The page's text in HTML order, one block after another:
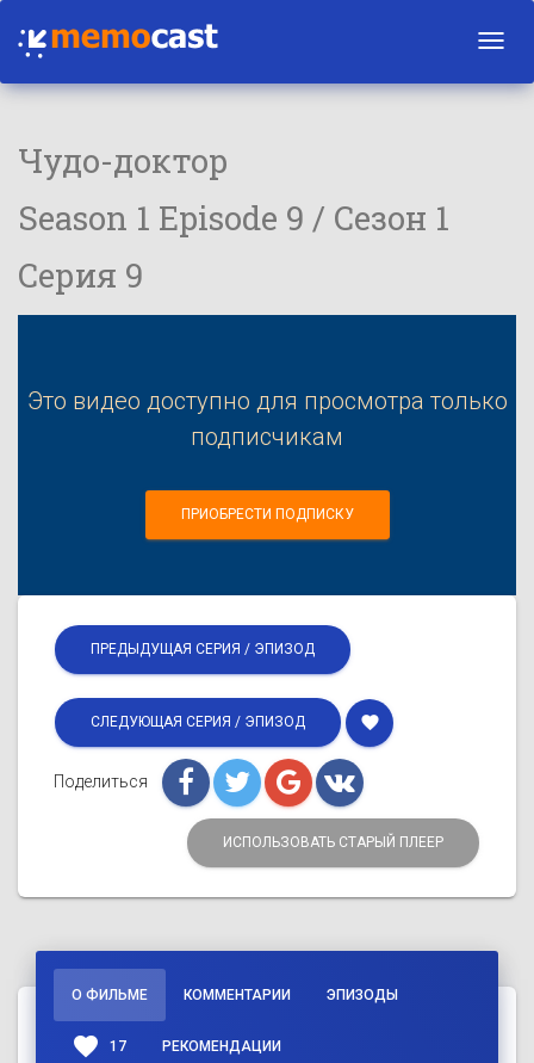
Чудо-доктор
Season 1 Episode 9 / Сезон 1
Серия 9
Это видео доступно для просмотра только
подписчикам
ПРИОБРЕСТИ ПОДПИСКУ
ПРЕДЫДУЩАЯ СЕРИЯ / ЭПИЗОД
СЛЕДУЮЩАЯ СЕРИЯ / ЭПИЗОД favorite
Поделиться
ИСПОЛЬЗОВАТЬ СТАРЫЙ ПЛЕЕР
О ФИЛЬМЕ КОММЕНТАРИИ ЭПИЗОДЫ
favorite 17 РЕКОМЕНДАЦИИ